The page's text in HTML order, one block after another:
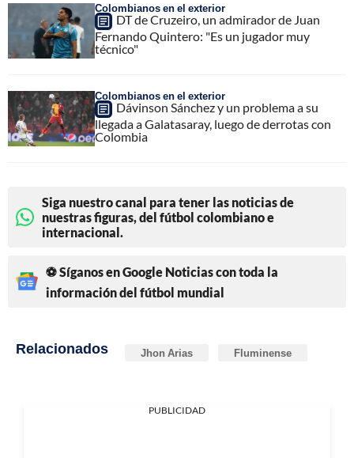
Colombianos en el exterior
DT de Cruzeiro, un admirador de Juan
Fernando Quintero: "Es un jugador muy
técnico"
Colombianos en el exterior
Dávinson Sánchez y un problema a su
llegada a Galatasaray, luego de derrotas con
Colombia
Siga nuestro canal para tener las noticias de
nuestras figuras, del fútbol colombiano e
internacional.
⚽ Síganos en Google Noticias con toda la
información del fútbol mundial
Relacionados Jhon Arias Fluminense
PUBLICIDAD